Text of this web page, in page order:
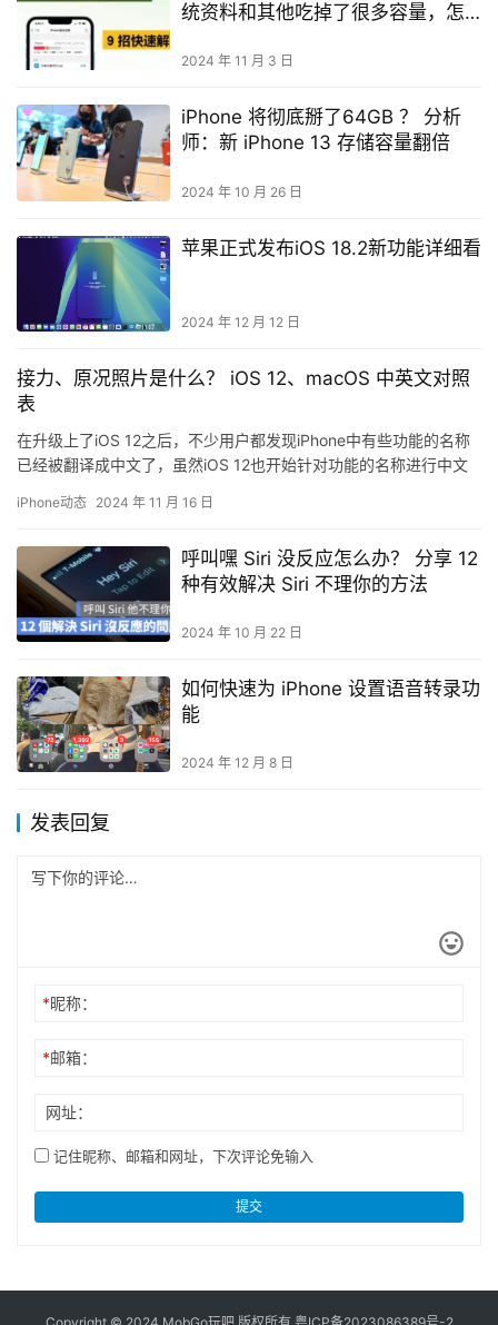
统资料和其他吃掉了很多容量，怎
2024 年 11 月 3 日
iPhone 将彻底掰了64GB ？ 分析
师：新 iPhone 13 存储容量翻倍
2024 年 10 月 26 日
苹果正式发布iOS 18.2新功能详细看
2024 年 12 月 12 日
接力、原况照片是什么？ iOS 12、macOS 中英文对照
表
在升级上了iOS 12之后，不少用户都发现iPhone中有些功能的名称
已经被翻译成中文了，虽然iOS 12也开始针对功能的名称进行中文
iPhone动态 2024 年 11 月 16 日
呼叫嘿 Siri 没反应怎么办？ 分享 12
种有效解决 Siri 不理你的方法
2024 年 10 月 22 日
如何快速为 iPhone 设置语音转录功
能
2024 年 12 月 8 日
发表回复
*昵称：
*邮箱：
网址：
记住昵称、邮箱和网址，下次评论免输入
提交